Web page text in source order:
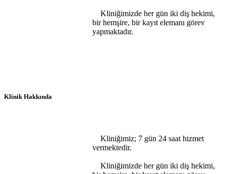
Kliniğimizde her gün iki diş hekimi,
bir hemşire, bir kayıt elemanı görev
yapmaktadır.
Klinik Hakkında
Kliniğimiz; 7 gün 24 saat hizmet
vermektedir.
Kliniğimizde her gün iki diş hekimi,